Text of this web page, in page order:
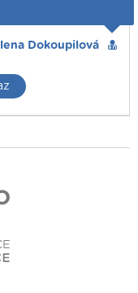
Dokoupilová